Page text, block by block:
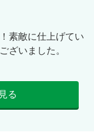
素敵に仕上げてい
ざいました。
る